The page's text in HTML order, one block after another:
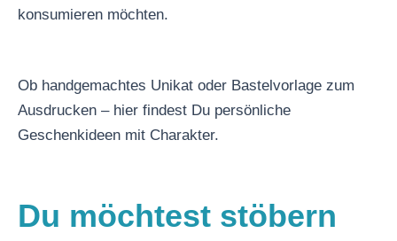
konsumieren möchten.
Ob handgemachtes Unikat oder Bastelvorlage zum
Ausdrucken – hier findest Du persönliche
Geschenkideen mit Charakter.
Du möchtest stöbern